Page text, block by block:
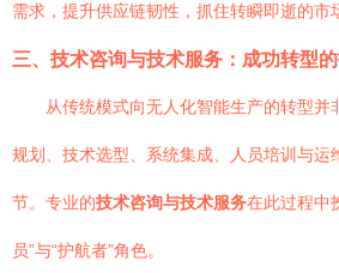
需求，提升供应链韧性，抓住转瞬即逝的市
三、技术咨询与技术服务：成功转型
从传统模式向无人化智能生产的转型并
规划、技术选型、系统集成、人员培训与运
节。专业的技术咨询与技术服务在此过程中
员”与“护航者”角色。